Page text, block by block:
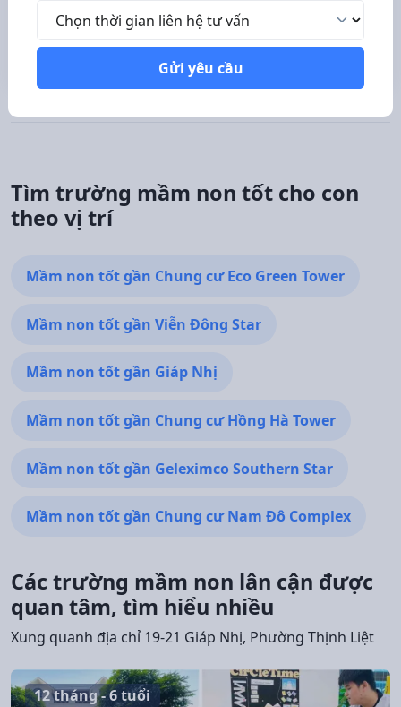
Gửi yêu cầu
Tìm trường mầm non tốt cho con
theo vị trí
Mầm non tốt gần Chung cư Eco Green Tower
Mầm non tốt gần Viễn Đông Star
Mầm non tốt gần Giáp Nhị
Mầm non tốt gần Chung cư Hồng Hà Tower
Mầm non tốt gần Geleximco Southern Star
Mầm non tốt gần Chung cư Nam Đô Complex
Các trường mầm non lân cận được
quan tâm, tìm hiểu nhiều
Xung quanh địa chỉ 19-21 Giáp Nhị, Phường Thịnh Liệt
12 tháng - 6 tuổi
Gửi yêu cầu